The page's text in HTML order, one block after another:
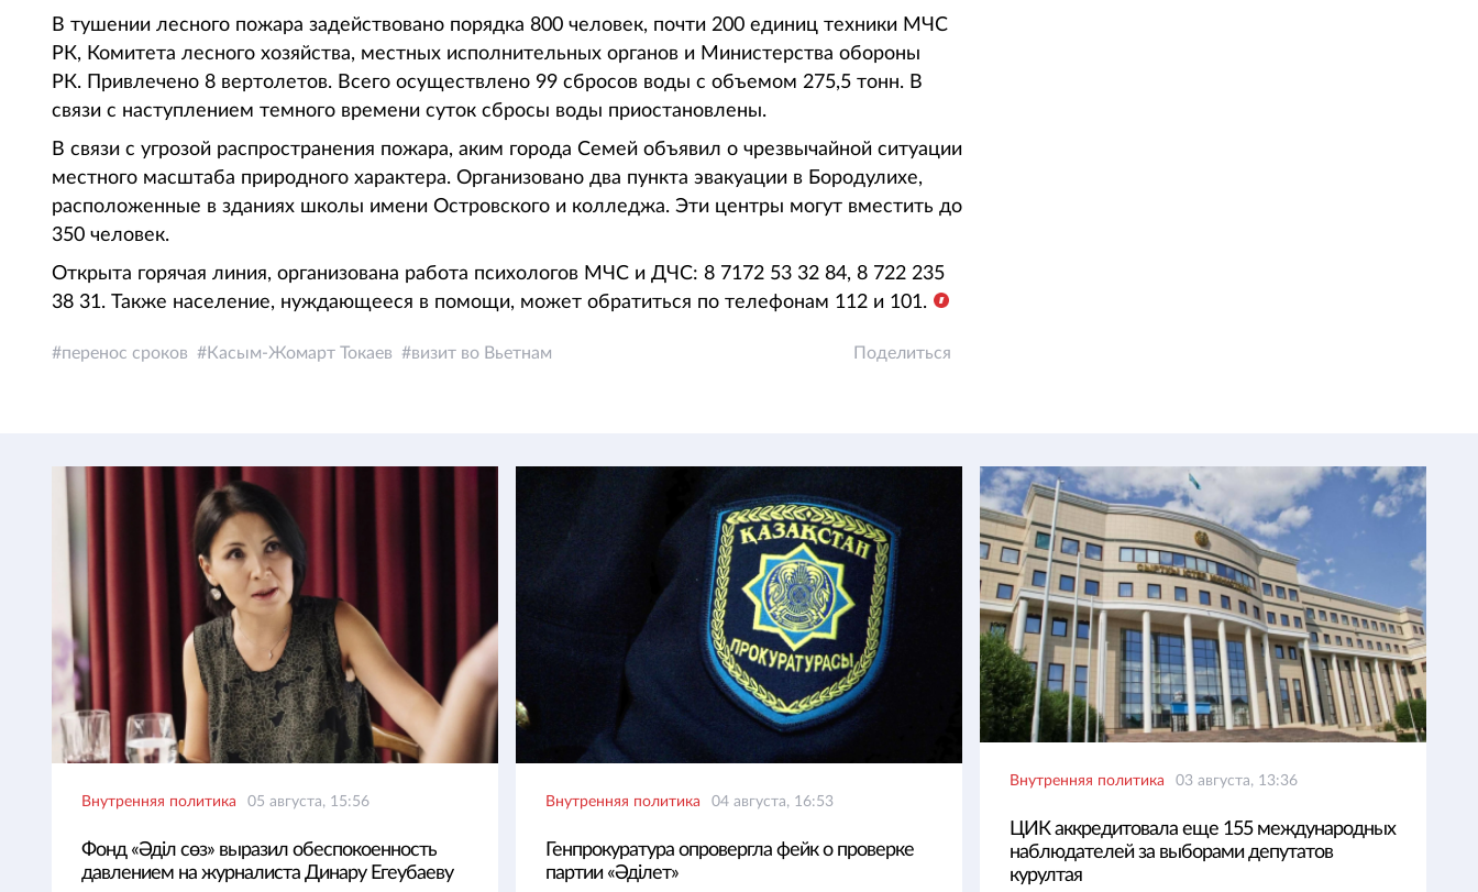
В тушении лесного пожара задействовано порядка 800 человек, почти 200 единиц техники МЧС
РК, Комитета лесного хозяйства, местных исполнительных органов и Министерства обороны
РК. Привлечено 8 вертолетов. Всего осуществлено 99 сбросов воды с объемом 275,5 тонн. В
связи с наступлением темного времени суток сбросы воды приостановлены.
В связи с угрозой распространения пожара, аким города Семей объявил о чрезвычайной ситуации
местного масштаба природного характера. Организовано два пункта эвакуации в Бородулихе,
расположенные в зданиях школы имени Островского и колледжа. Эти центры могут вместить до
350 человек.
Открыта горячая линия, организована работа психологов МЧС и ДЧС: 8 7172 53 32 84, 8 722 235
38 31. Также население, нуждающееся в помощи, может обратиться по телефонам 112 и 101.
перенос сроков Касым-Жомарт Токаев визит во Вьетнам Поделиться
Внутренняя политика 05 августа, 15:56
Фонд «Әділ сөз» выразил обеспокоенность
давлением на журналиста Динару Егеубаеву
Внутренняя политика 04 августа, 16:53
Генпрокуратура опровергла фейк о проверке
партии «Әділет»
Внутренняя политика 03 августа, 13:36
ЦИК аккредитовала еще 155 международных
наблюдателей за выборами депутатов
курултая